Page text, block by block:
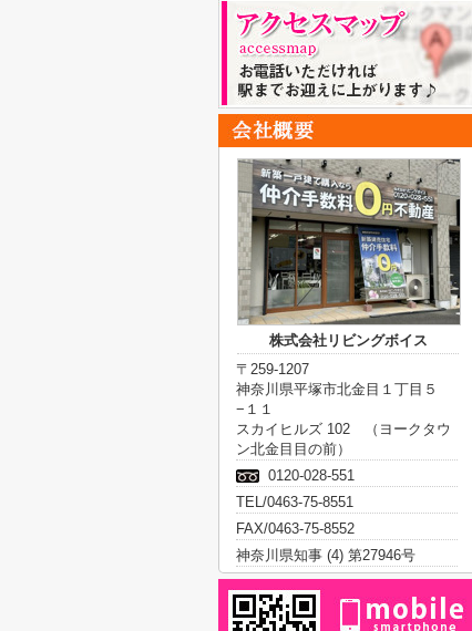
株式会社リビングボイス
〒259-1207
神奈川県平塚市北金目１丁目５
−１１
スカイヒルズ 102 （ヨークタウ
ン北金目目の前）
0120-028-551
TEL/0463-75-8551
FAX/0463-75-8552
神奈川県知事 (4) 第27946号